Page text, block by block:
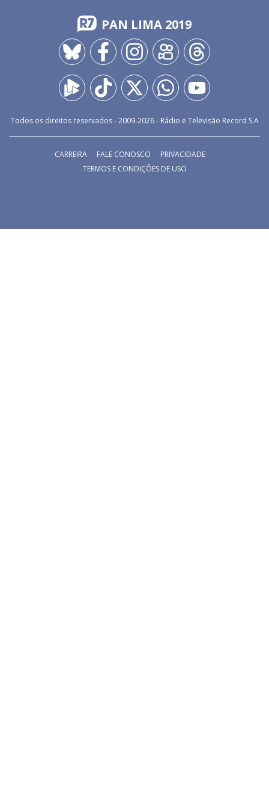
PAN LIMA 2019
Todos os direitos reservados - 2009-2026- Rádio e Televisão Record S.A
CARREIRA FALE CONOSCO
PRIVACIDADE
TERMOS E CONDIÇÕES DE USO